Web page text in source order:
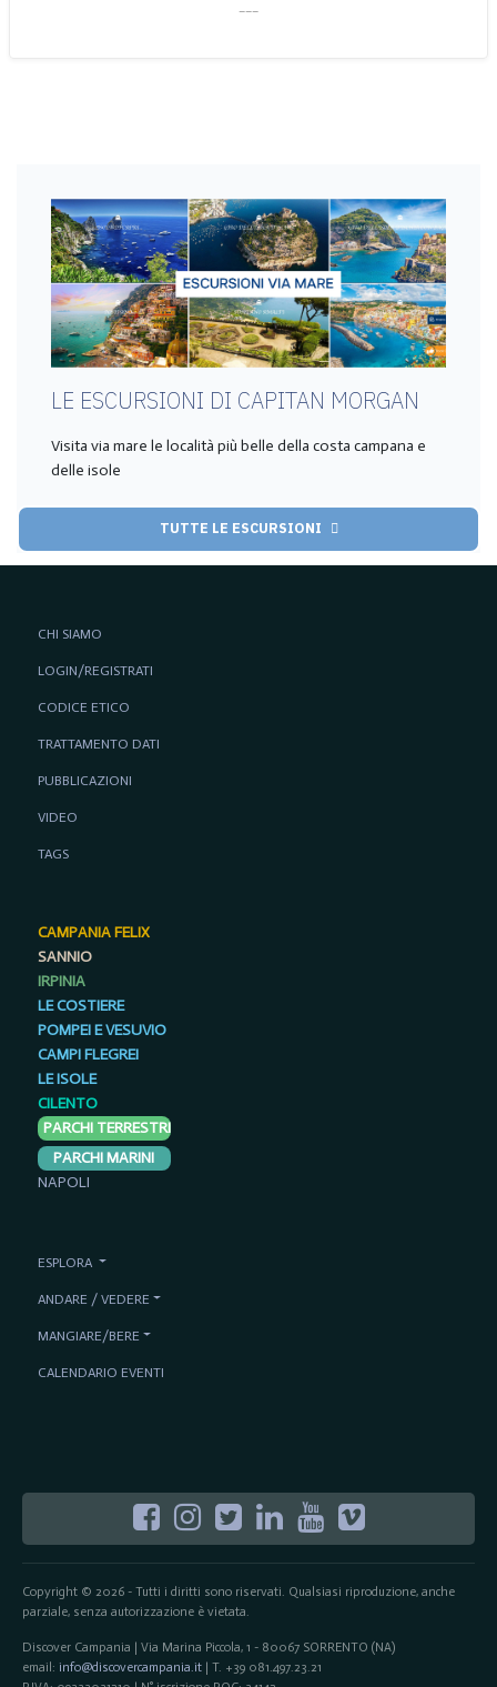
LE ESCURSIONI DI CAPITAN MORGAN
Visita via mare le località più belle della costa campana e
delle isole
TUTTE LE ESCURSIONI
Copyright © 2026 - Tutti i diritti sono riservati. Qualsiasi riproduzione, anche
parziale, senza autorizzazione è vietata.
Discover Campania | Via Marina Piccola, 1 - 80067 SORRENTO (NA)
email: info@discovercampania.it| T. +39 081.497.23.21
CHI SIAMO
LOGIN/REGISTRATI
CODICE ETICO
TRATTAMENTO DATI
PUBBLICAZIONI
VIDEO
TAGS
CAMPANIA FELIX
SANNIO
IRPINIA
LE COSTIERE
POMPEI E VESUVIO
CAMPI FLEGREI
LE ISOLE
CILENTO
PARCHI TERRESTRI
PARCHI MARINI
NAPOLI
ESPLORA
ANDARE / VEDERE
MANGIARE/BERE
CALENDARIO EVENTI